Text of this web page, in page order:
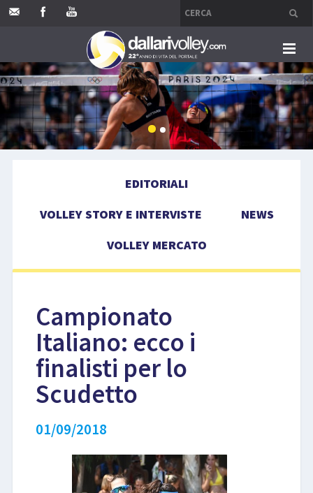
HOME
EDITORIALI
VOLLEY MERCATO
COMPETIZIONI
EVENTI
LIBRI
EDITORIALI
VOLLEY STORY E INTERVISTE
NEWS
VOLLEY MERCATO
Campionato
Italiano: ecco i
finalisti per lo
Scudetto
01/09/2018